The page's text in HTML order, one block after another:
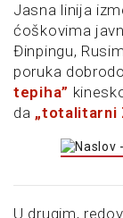
Jasna linija
ćoškovima
Đinpingu,
poruka
tepiha”
da „totalitarni
U drugim,